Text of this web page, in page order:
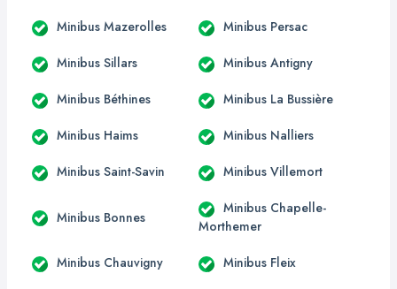
Minibus Mazerolles Minibus Persac
Minibus Sillars Minibus Antigny
Minibus Béthines Minibus La Bussière
Minibus Haims Minibus Nalliers
Minibus Saint-Savin Minibus Villemort
Minibus Bonnes
Minibus Chapelle-
Morthemer
Minibus Chauvigny Minibus Fleix